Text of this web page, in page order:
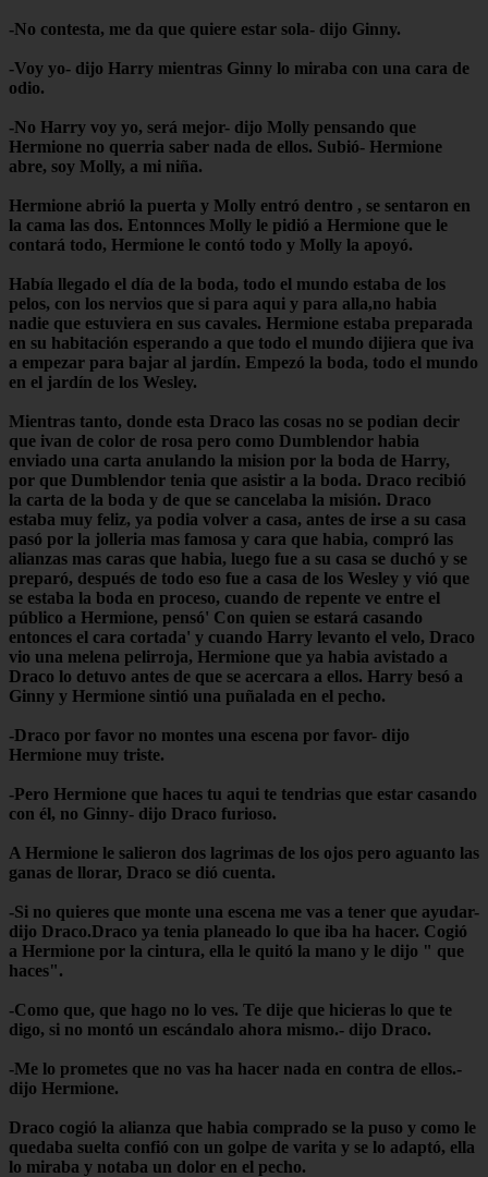
-No contesta, me da que quiere estar sola- dijo Ginny.
-Voy yo- dijo Harry mientras Ginny lo miraba con una cara de
odio.
-No Harry voy yo, será mejor- dijo Molly pensando que
Hermione no querria saber nada de ellos. Subió- Hermione
abre, soy Molly, a mi niña.
Hermione abrió la puerta y Molly entró dentro , se sentaron en
la cama las dos. Entonnces Molly le pidió a Hermione que le
contará todo, Hermione le contó todo y Molly la apoyó.
Había llegado el día de la boda, todo el mundo estaba de los
pelos, con los nervios que si para aqui y para alla,no habia
nadie que estuviera en sus cavales. Hermione estaba preparada
en su habitación esperando a que todo el mundo dijiera que iva
a empezar para bajar al jardín. Empezó la boda, todo el mundo
en el jardín de los Wesley.
Mientras tanto, donde esta Draco las cosas no se podian decir
que ivan de color de rosa pero como Dumblendor habia
enviado una carta anulando la mision por la boda de Harry,
por que Dumblendor tenia que asistir a la boda. Draco recibió
la carta de la boda y de que se cancelaba la misión. Draco
estaba muy feliz, ya podia volver a casa, antes de irse a su casa
pasó por la jolleria mas famosa y cara que habia, compró las
alianzas mas caras que habia, luego fue a su casa se duchó y se
preparó, después de todo eso fue a casa de los Wesley y vió que
se estaba la boda en proceso, cuando de repente ve entre el
público a Hermione, pensó' Con quien se estará casando
entonces el cara cortada' y cuando Harry levanto el velo, Draco
vio una melena pelirroja, Hermione que ya habia avistado a
Draco lo detuvo antes de que se acercara a ellos. Harry besó a
Ginny y Hermione sintió una puñalada en el pecho.
-Draco por favor no montes una escena por favor- dijo
Hermione muy triste.
-Pero Hermione que haces tu aqui te tendrias que estar casando
con él, no Ginny- dijo Draco furioso.
A Hermione le salieron dos lagrimas de los ojos pero aguanto las
ganas de llorar, Draco se dió cuenta.
-Si no quieres que monte una escena me vas a tener que ayudar-
dijo Draco.Draco ya tenia planeado lo que iba ha hacer. Cogió
a Hermione por la cintura, ella le quitó la mano y le dijo " que
haces".
-Como que, que hago no lo ves. Te dije que hicieras lo que te
digo, si no montó un escándalo ahora mismo.- dijo Draco.
-Me lo prometes que no vas ha hacer nada en contra de ellos.-
dijo Hermione.
Draco cogió la alianza que habia comprado se la puso y como le
quedaba suelta confió con un golpe de varita y se lo adaptó, ella
lo miraba y notaba un dolor en el pecho.